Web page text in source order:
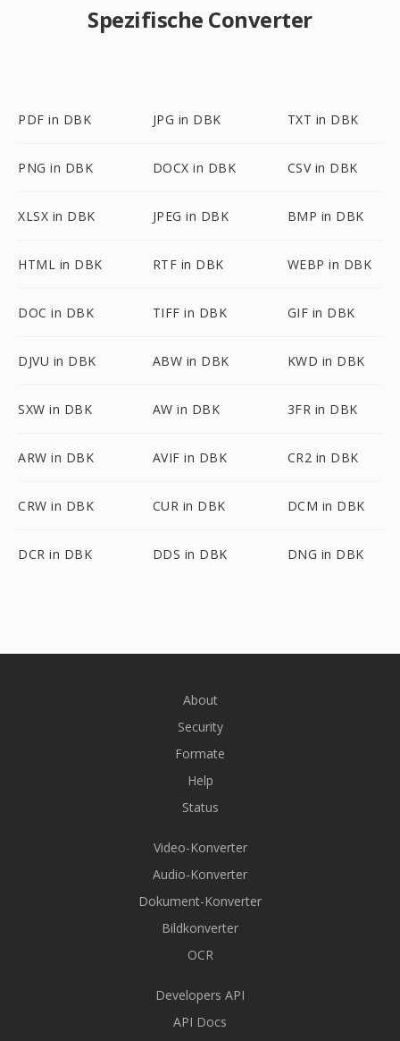
Spezifische Converter
PDF in DBK JPG in DBK TXT in DBK
PNG in DBK DOCX in DBK CSV in DBK
XLSX in DBK JPEG in DBK BMP in DBK
HTML in DBK RTF in DBK WEBP in DBK
DOC in DBK TIFF in DBK GIF in DBK
DJVU in DBK ABW in DBK KWD in DBK
SXW in DBK AW in DBK 3FR in DBK
ARW in DBK AVIF in DBK CR2 in DBK
CRW in DBK CUR in DBK DCM in DBK
DCR in DBK DDS in DBK DNG in DBK
About
Security
Formate
Help
Status
Video-Konverter
Audio-Konverter
Dokument-Konverter
Bildkonverter
OCR
Developers API
API Docs